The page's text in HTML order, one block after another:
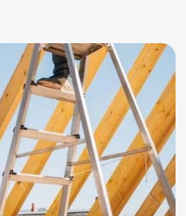
vous donner une idée
professionnalisme des
pas de demander des devis
pour comparer les prix
Bati pro couverture, nous
la transparence et la
éléments cruciaux pour une
privilégiez un charpentier
Flour, car il comprendra mieux
et architecturales de la
en tête, vous êtes bien armé
parfait à 15100.